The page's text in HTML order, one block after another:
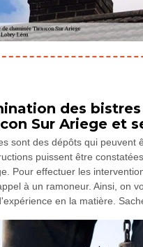
des
Sur Ariege et
sont des dépôts qui peuvent
puissent être
Pour effectuer les
à un ramoneur. Ainsi, on
en la matière.